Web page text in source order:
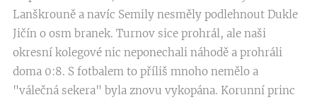
Lanškrouně a navíc Semily nesměly podlehnout Dukle
Jičín o osm branek. Turnov sice prohrál, ale naši
okresní kolegové nic neponechali náhodě a prohráli
doma 0:8. S fotbalem to příliš mnoho nemělo a
"válečná sekera" byla znovu vykopána. Korunní princ